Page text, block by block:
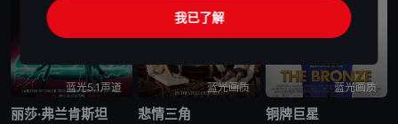
蓝光5.1声道
丽莎·弗兰肯斯坦
蓝光画质
悲情三角
蓝光画质
铜牌巨星
我已了解